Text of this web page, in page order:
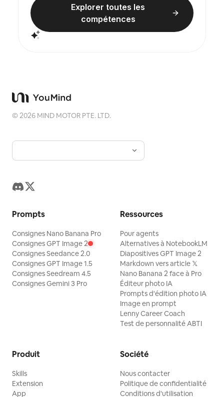
Explorer toutes les
compétences
©2026 MIND MOTOR PTE. LTD.
Prompts
Consignes Nano Banana Pro
Consignes GPT Image 2
Consignes Seedance 2.0
Consignes GPT Image 1.5
Consignes Seedream 4.5
Consignes Gemini 3 Pro
Ressources
Pour agents
Alternatives à NotebookLM
Diapositives GPT Image 2
Markdown vers article 𝕏
Nano Banana 2 face à Pro
Éditeur photo IA
Prompts d'édition photo IA
Image en prompt
Lenny Career Coach
Test de personnalité ABTI
Produit
Skills
Extension
App
Société
Nous contacter
Politique de confidentialité
Conditions d'utilisation